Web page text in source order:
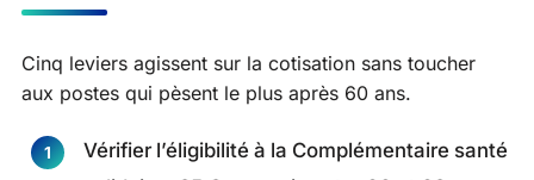
Cinq leviers agissent sur la cotisation sans toucher
aux postes qui pèsent le plus après 60 ans.
Vérifier l’éligibilité à la Complémentaire santé